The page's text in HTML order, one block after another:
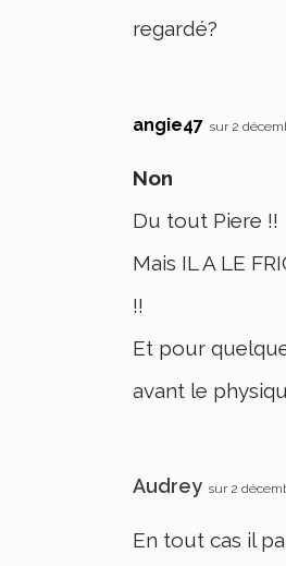
regardé?
angie47 sur 2
Non
Du tout Piere !!
Mais IL A LE
!!
Et pour
avant le
Audrey sur 2
En tout cas il